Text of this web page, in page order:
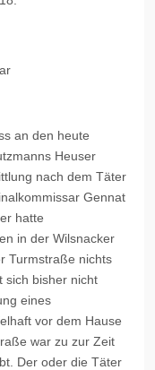
an den heute
Heuser
nach dem Täter
Gennat
hatte
in der Wilsnacker
Turmstraße nichts
sich bisher nicht
eines
vor dem Hause
war zu zur Zeit
Der oder die Täter